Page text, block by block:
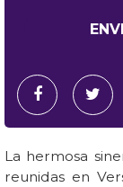
La hermosa
reunidas en